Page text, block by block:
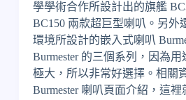
學學術合作所設計出的旗艦
BC150 兩款超巨型喇叭。另外
環境所設計的嵌入式喇叭
Burmester 的三個系列，因為
極大，所以非常好選擇。相關
Burmester 喇叭頁面介紹，這裡